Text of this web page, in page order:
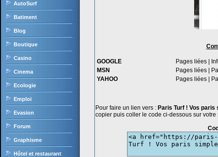
AutoSurf
Batiment
Blog
Boutique
Casino
Cinema
Ecologie
Emploi
Evasion
Forum
Graphisme
Hôtel et restaurant
GOOGLE Pages liées
MSN
Pages liées
YAHOO
Pages liées
Pour faire un lien vers : Paris Turf ! Vos paris
copier puis coller le code ci-dessous sur votre